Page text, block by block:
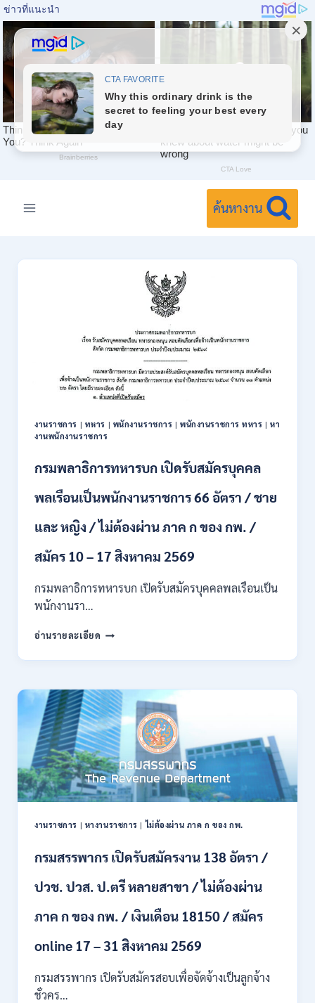
ค้นหางาน
งานราชการ | ทหาร | พนักงานราชการ |พนักงานราชการ ทหาร |หา
งานพนักงานราชการ
กรมพลาธิการทหารบก เปิดรับสมัครบุคคล
พลเรือนเป็นพนักงานราชการ 66 อัตรา / ชาย
และ หญิง / ไม่ต้องผ่าน ภาค ก ของ กพ. /
สมัคร 10 – 17 สิงหาคม 2569
กรมพลาธิการทหารบก เปิดรับสมัครบุคคลพลเรือนเป็น
พนักงานรา…
อ่านรายละเอียด กรม
ทหาร
เปิด
รับ
สมัคร
บุคคล
พลเรือน
เป็น
พนักงาน
ราชการ
66
/
และ
/
ต้อง
ภาค
ก
กพ.
งานราชการ | หางานราชการ |ไม่ต้องผ่าน ภาค ก ของ กพ.
กรมสรรพากร เปิดรับสมัครงาน 138 อัตรา /
ปวช. ปวส. ป.ตรี หลายสาขา / ไม่ต้องผ่าน
ภาค ก ของ กพ. / เงินเดือน 18150 / สมัคร
online 17 – 31 สิงหาคม 2569
กรมสรรพากร เปิดรับสมัครสอบเพื่อจัดจ้างเป็นลูกจ้าง
ชั่วคร…